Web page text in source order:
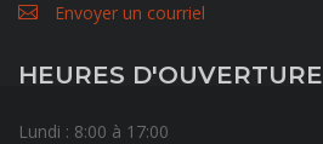
Envoyer un courriel
HEURES D'OUVERTURE
Lundi : 8:00 à 17:00